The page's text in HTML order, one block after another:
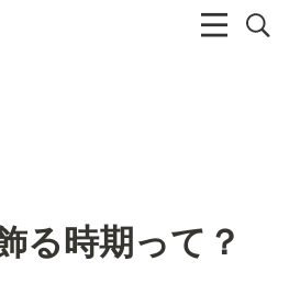
る時期って？